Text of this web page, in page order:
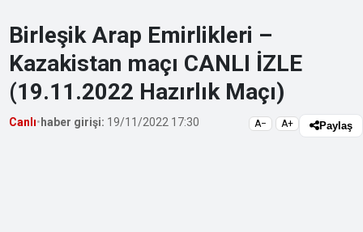
Birleşik Arap Emirlikleri –
Kazakistan maçı CANLI İZLE
(19.11.2022 Hazırlık Maçı)
Canlı• haber girişi: 19/11/2022 17:30 A− A+ Paylaş